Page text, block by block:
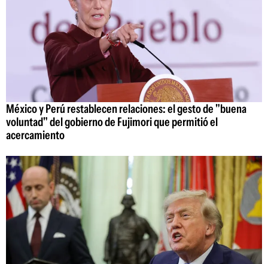
México y Perú restablecen relaciones: el gesto de "buena
voluntad" del gobierno de Fujimori que permitió el
acercamiento